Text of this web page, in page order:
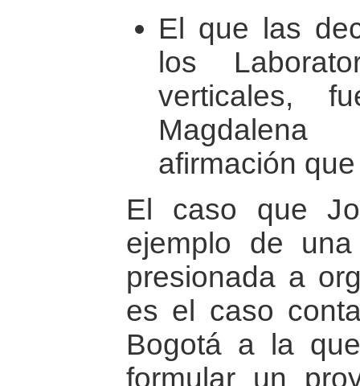
El que las
los
verticales,
afirmación
El caso que
ejemplo de
presionada a
es el caso
Bogotá a la
formular un